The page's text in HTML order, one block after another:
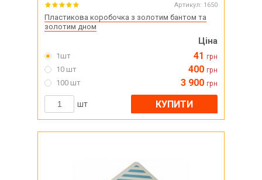
Артикул: 1650
Пластикова коробочка з золотим бантом та
золотим дном
Ціна
1шт 41 грн
10 шт 400 грн
100 шт 3 900 грн
шт КУПИТИ